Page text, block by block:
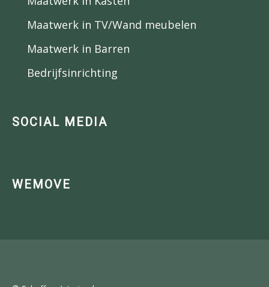
Maatwerk in TV/Wand meubelen
Maatwerk in Barren
Bedrijfsinrichting
SOCIAL MEDIA
WEMOVE